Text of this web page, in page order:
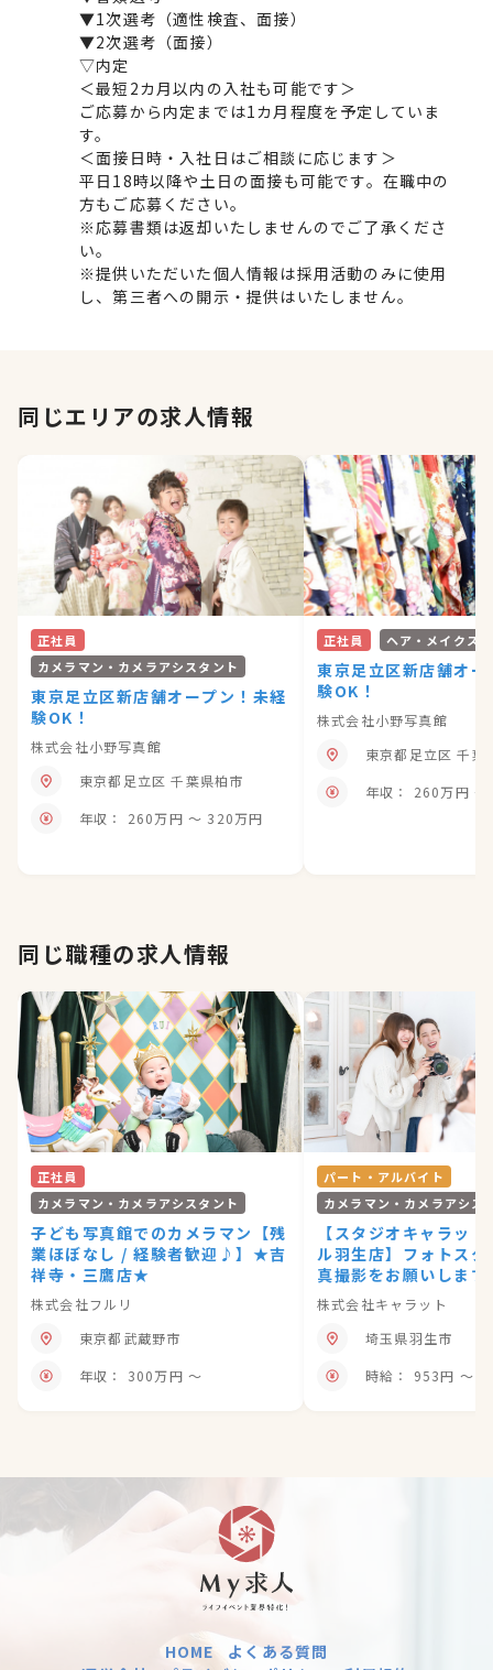
▼1次選考（適性検査、面接）
▼2次選考（面接）
▽内定
＜最短2カ月以内の入社も可能です＞
ご応募から内定までは1カ月程度を予定していま
す。
＜面接日時・入社日はご相談に応じます＞
平日18時以降や土日の面接も可能です。在職中の
方もご応募ください。
※応募書類は返却いたしませんのでご了承くださ
い。
※提供いただいた個人情報は採用活動のみに使用
し、第三者への開示・提供はいたしません。
同じエリアの求人情報
正社員
カメラマン・カメラアシスタント
東京足立区新店舗オープン！未経
験OK！
株式会社小野写真館
東京都足立区 千葉県柏市
年収： 260万円 〜 320万円
正社員 ヘア・メイクス
東京足立区新店舗オー
験OK！
株式会社小野写真館
東京都足立区 千葉
同じ職種の求人情報
正社員
カメラマン・カメラアシスタント
子ども写真館でのカメラマン【残
業ほぼなし / 経験者歓迎♪】★吉
祥寺・三鷹店★
株式会社フルリ
東京都武蔵野市
年収： 300万円 〜
パート・アルバイト
カメラマン・カメラアシス
【スタジオキャラッ
ル羽生店】フォトスタ
真撮影をお願いします
株式会社キャラット
埼玉県羽生市
時給： 953円 〜
HOME
よくある質問